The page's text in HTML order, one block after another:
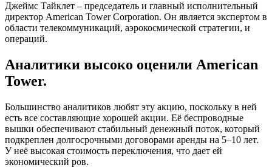
Джеймс Тайклет – председатель и главный исполнительный
директор American Tower Corporation. Он является экспертом в
области телекоммуникаций, аэрокосмической стратегии, и
операций.
Аналитики высоко оценили American
Tower.
Большинство аналитиков любят эту акцию, поскольку в ней
есть все составляющие хорошей акции. Её беспроводные
вышки обеспечивают стабильный денежный поток, который
подкреплен долгосрочными договорами аренды на 5–10 лет.
У неё высокая стоимость переключения, что дает ей
экономический ров.